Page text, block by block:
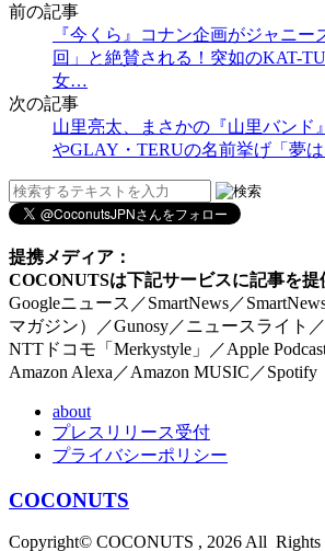
前の記事
『今くら』コナン企画がジャニー
回」と絶賛される！突如のKAT-
女…
次の記事
山里亮太、まさかの『山里バンド
やGLAY・TERUの名前挙げ「夢は
提携メディア：
COCONUTSは下記サービスに記事を提
Googleニュース／SmartNews／
マガジン）／Gunosy／ニュースライト
NTTドコモ「Merkystyle」／Apple
Amazon Alexa／Amazon MUSIC／Spotify
about
プレスリリース受付
プライバシーポリシー
COCONUTS
Copyright© COCONUTS , 2026 All Rights